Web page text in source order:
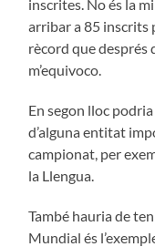
inscrites. No és la
arribar a 85 inscrits
rècord que
m’equivoco.
En segon lloc
d’alguna entitat
campionat, per
la Llengua.
També hauria de
Mundial és